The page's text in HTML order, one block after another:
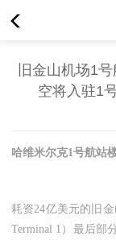
旧金山机场1
空将入驻1
哈维米尔克1号航站
耗资24亿美元的旧
Terminal 1）最后部